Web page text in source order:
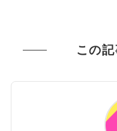
この